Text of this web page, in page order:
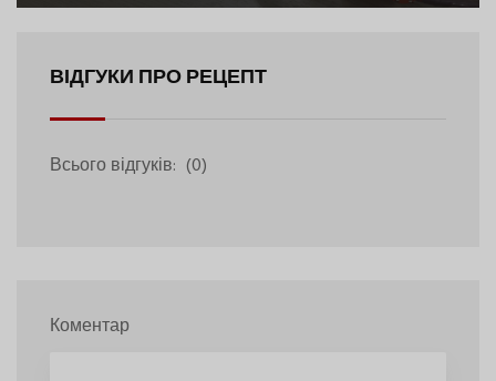
ВІДГУКИ ПРО РЕЦЕПТ
Всього відгуків: (0)
Коментар